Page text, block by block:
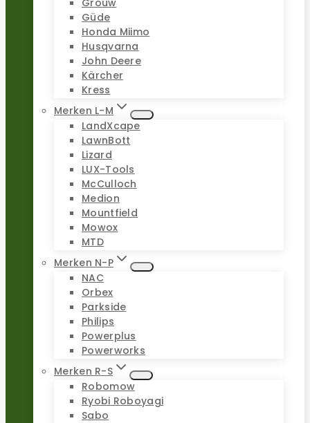
Grouw
Güde
Honda Miimo
Husqvarna
John Deere
Kärcher
Kress
Merken L-M
LandXcape
LawnBott
Lizard
LUX-Tools
McCulloch
Medion
Mountfield
Mowox
MTD
Merken N-P
NAC
Orbex
Parkside
Philips
Powerplus
Powerworks
Merken R-S
Robomow
Ryobi Roboyagi
Sabo